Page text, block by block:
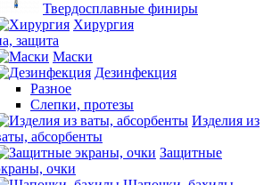
Твердосплавные финиры
Хирургия
защита
Маски
Дезинфекция
Разное
Слепки, протезы
Изделия из
абсорбенты
Защитные
очки